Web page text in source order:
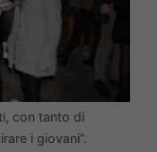
con tanto di
i giovani”.